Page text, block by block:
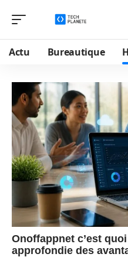
Actu Bureautique
Onoffappnet c’est
approfondie des